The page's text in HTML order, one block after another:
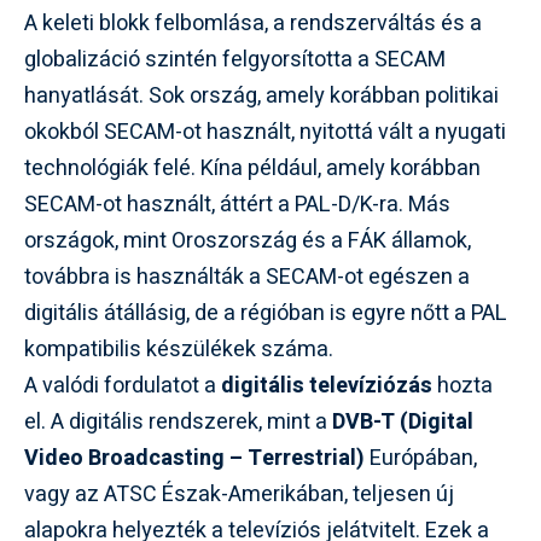
A keleti blokk felbomlása, a rendszerváltás és a
globalizáció szintén felgyorsította a SECAM
hanyatlását. Sok ország, amely korábban politikai
okokból SECAM-ot használt, nyitottá vált a nyugati
technológiák felé. Kína például, amely korábban
SECAM-ot használt, áttért a PAL-D/K-ra. Más
országok, mint Oroszország és a FÁK államok,
továbbra is használták a SECAM-ot egészen a
digitális átállásig, de a régióban is egyre nőtt a PAL
kompatibilis készülékek száma.
A valódi fordulatot a digitális televíziózás hozta
el. A digitális rendszerek, mint a DVB-T (Digital
Video Broadcasting – Terrestrial) Európában,
vagy az ATSC Észak-Amerikában, teljesen új
alapokra helyezték a televíziós jelátvitelt. Ezek a